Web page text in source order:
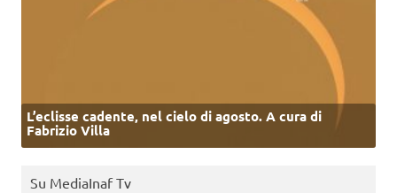
L’eclisse cadente, nel cielo di agosto. A cura di
Fabrizio Villa
Su MediaInaf Tv